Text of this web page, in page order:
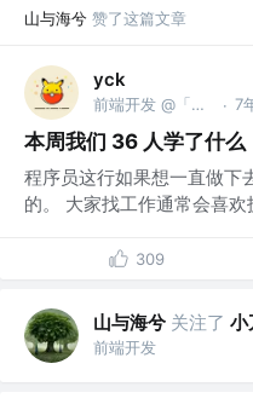
山与海兮 赞了这篇文章
yck
前端开发 @「前端真好玩」公众号作者 · 7
本周我们 36 人学了什么
程序员这行如果想一直做下
的。 大家找工作通常会喜欢
309
山与海兮 关注了
前端开发